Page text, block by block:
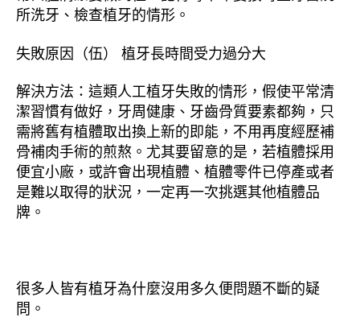
所洗牙、檢查植牙的情形。
失敗原因（伍） 植牙長時間受力過分大
解決方法：這類人工植牙失敗的情形，假使平常清
潔習慣有做好，牙周健康、牙齒骨質要素都夠，只
需將舊有植體取出換上新的即能，不用再度經歷補
骨補肉手術的煎熬。尤其要留意的是，若植體採用
便宜小廠，或許會出現植體、植體零件已停產或者
是難以取得的狀況，一定再一次挑選其他植體品
牌。
很多人皆有植牙為什麼沒用多久便問題不斷的疑
問。